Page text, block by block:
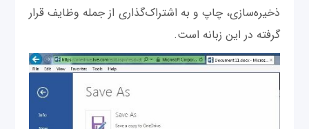
ذخیره‌سازی، چاپ و به اشتراک‌گذاری از جمله وظایف قرار
گرفته در این زبانه است.